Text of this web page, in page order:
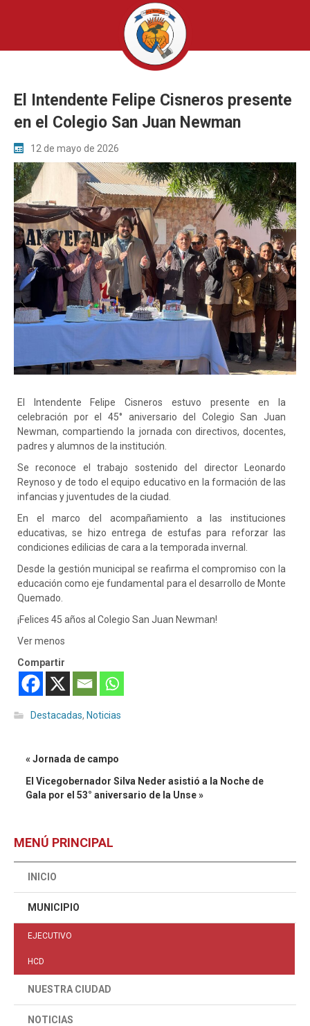
El Intendente Felipe Cisneros presente
en el Colegio San Juan Newman
12 de mayo de 2026
El Intendente Felipe Cisneros estuvo presente en la
celebración por el 45° aniversario del Colegio San Juan
Newman, compartiendo la jornada con directivos, docentes,
padres y alumnos de la institución.
Se reconoce el trabajo sostenido del director Leonardo
Reynoso y de todo el equipo educativo en la formación de las
infancias y juventudes de la ciudad.
En el marco del acompañamiento a las instituciones
educativas, se hizo entrega de estufas para reforzar las
condiciones edilicias de cara a la temporada invernal.
Desde la gestión municipal se reafirma el compromiso con la
educación como eje fundamental para el desarrollo de Monte
Quemado.
¡Felices 45 años al Colegio San Juan Newman!
Ver menos
Compartir
Destacadas, Noticias
« Jornada de campo
El Vicegobernador Silva Neder asistió a la Noche de
Gala por el 53° aniversario de la Unse »
MENÚ PRINCIPAL
INICIO
MUNICIPIO
EJECUTIVO
HCD
NUESTRA CIUDAD
NOTICIAS